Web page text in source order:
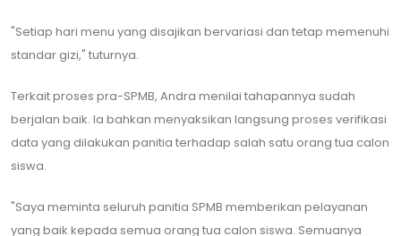
​"Setiap hari menu yang disajikan bervariasi dan tetap memenuhi
standar gizi," tuturnya.
​Terkait proses pra-SPMB, Andra menilai tahapannya sudah
berjalan baik. Ia bahkan menyaksikan langsung proses verifikasi
data yang dilakukan panitia terhadap salah satu orang tua calon
siswa.
​"Saya meminta seluruh panitia SPMB memberikan pelayanan
yang baik kepada semua orang tua calon siswa. Semuanya